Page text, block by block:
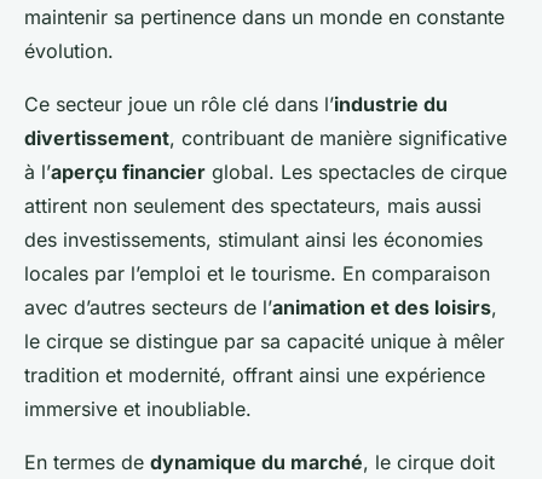
maintenir sa pertinence dans un monde en constante
évolution.
Ce secteur joue un rôle clé dans l’industrie du
divertissement, contribuant de manière significative
à l’aperçu financier global. Les spectacles de cirque
attirent non seulement des spectateurs, mais aussi
des investissements, stimulant ainsi les économies
locales par l’emploi et le tourisme. En comparaison
avec d’autres secteurs de l’animation et des loisirs,
le cirque se distingue par sa capacité unique à mêler
tradition et modernité, offrant ainsi une expérience
immersive et inoubliable.
En termes de dynamique du marché, le cirque doit